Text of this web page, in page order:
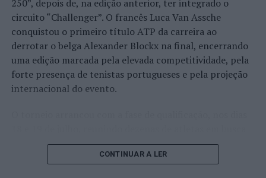
animais domésticos (galinhas, patos e uma cabrinha) e a
cerca do burrinho completarão o quadro. A aldeia
contará, ainda, com jogos de equilíbrio e destreza, dois
carrosséis para a diversão da pequenada, um baloiço de
barco e um carrossel circular.
“No fim de semana de 23 e 24 de março venha até
250”, depois de, na edição anterior, ter integrado o
circuito “Challenger”. O francês Luca Van Assche
conquistou o primeiro título ATP da carreira ao
derrotar o belga Alexander Blockx na final, encerrando
uma edição marcada pela elevada competitividade, pela
forte presença de tenistas portugueses e pela projeção
internacional do evento.
de um lugar no quadro principal. A cerimónia de
abertura contou com a presença do presidente da
CONTINUAR A LER